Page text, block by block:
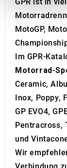
provide social
We also share
our social
may combine it
provided to
MotoGP,
Im GPR-
Motorrad-
Ceramic,
Inox, Poppy,
GP EVO4,
Pentracross,
und
Wir